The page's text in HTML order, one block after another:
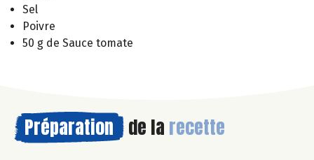
Sel
Poivre
50 g de Sauce tomate
Préparation de la recette